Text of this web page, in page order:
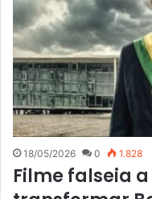
18/05/2026 0 1.828
Filme falseia